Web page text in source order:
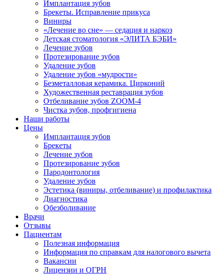
Имплантация зубов
Брекеты. Исправление прикуса
Виниры
«Лечение во сне» — седация и наркоз
Детская стоматология «ЭЛИТА БЭБИ»
Лечение зубов
Протезирование зубов
Удаление зубов
Удаление зубов «мудрости»
Безметалловая керамика. Цирконий
Художественная реставрация зубов
Отбеливание зубов ZOOM-4
Чистка зубов, профгигиена
Наши работы
Цены
Имплантация зубов
Брекеты
Лечение зубов
Протезирование зубов
Пародонтология
Удаление зубов
Эстетика (виниры, отбеливание) и профилактика
Диагностика
Обезболивание
Врачи
Отзывы
Пациентам
Полезная информация
Информация по справкам для налогового вычета
Вакансии
Лицензии и ОГРН